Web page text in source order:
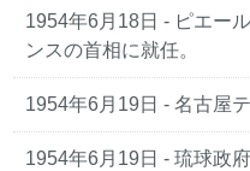
1954年6月18日 - ピエー
ンスの首相に就任。
1954年6月19日 - 名古屋
1954年6月19日 - 琉球政